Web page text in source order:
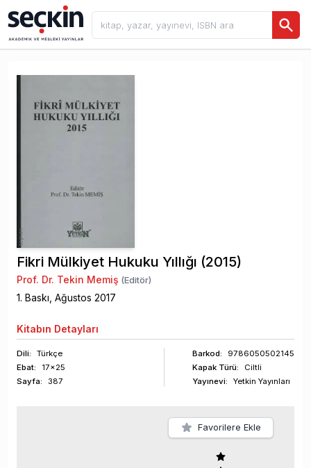
Fikri Mülkiyet Hukuku Yıllığı (2015)
Prof. Dr. Tekin Memiş (Editör)
1. Baskı, Ağustos 2017
Kitabın Detayları
Dili:
Türkçe
Ebat:
17x25
Sayfa: 387
Barkod:
9786050502145
Kapak Türü:
Ciltli
Yayınevi:
Yetkin Yayınları
Favorilere Ekle